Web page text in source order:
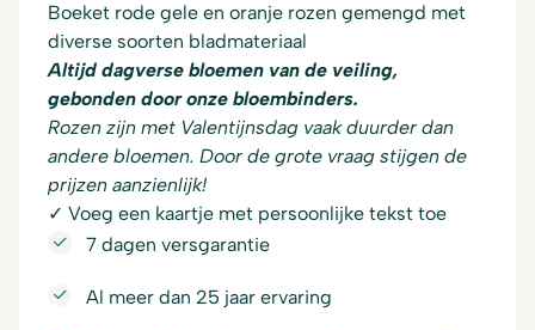
Boeket rode gele en oranje rozen gemengd met
diverse soorten bladmateriaal
Altijd dagverse bloemen van de veiling,
gebonden door onze bloembinders.
Rozen zijn met Valentijnsdag vaak duurder dan
andere bloemen. Door de grote vraag stijgen de
prijzen aanzienlijk!
✓ Voeg een kaartje met persoonlijke tekst toe
7 dagen versgarantie
Al meer dan 25 jaar ervaring